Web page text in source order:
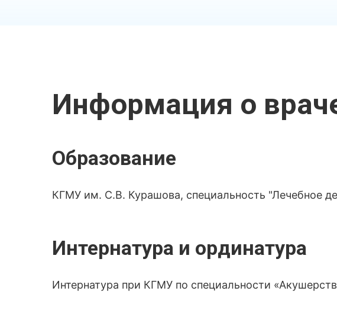
Информация о
Образование
КГМУ им. С.В. Курашова, специальность "Лечебное
Интернатура и ординатура
Интернатура при КГМУ по специальности